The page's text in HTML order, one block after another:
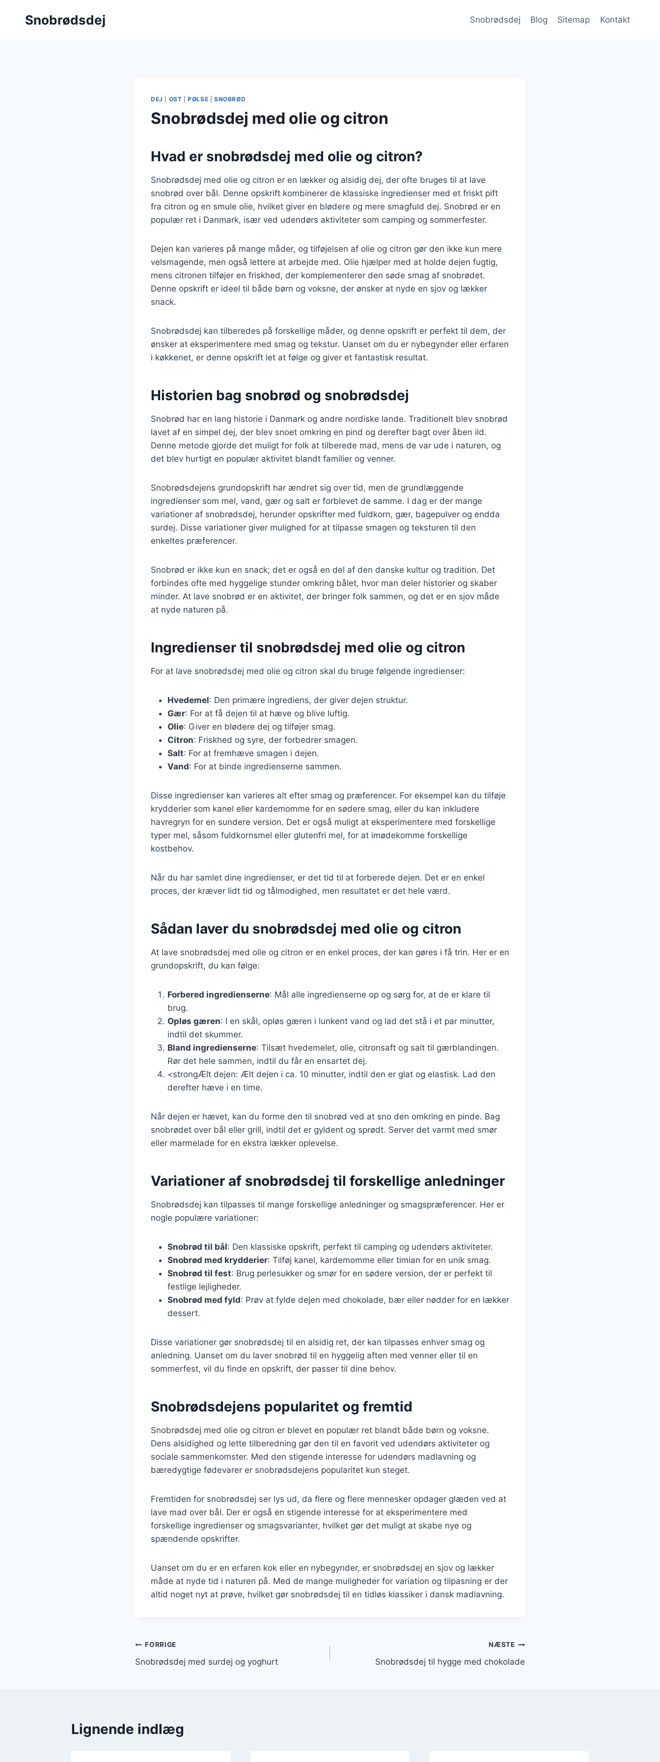
Snobrødsdej Snobrødsdej Blog Sitemap Kontakt
DEJ OST |PØLSE SNOBRØD
Snobrødsdej med olie og citron
Hvad er snobrødsdej med olie og citron?
Snobrødsdej med olie og citron er en lækker og alsidig dej, der ofte bruges til at lave
snobrød over bål. Denne opskrift kombinerer de klassiske ingredienser med et friskt pift
fra citron og en smule olie, hvilket giver en blødere og mere smagfuld dej. Snobrød er en
populær ret i Danmark, især ved udendørs aktiviteter som camping og sommerfester.
Dejen kan varieres på mange måder, og tilføjelsen af olie og citron gør den ikke kun mere
velsmagende, men også lettere at arbejde med. Olie hjælper med at holde dejen fugtig,
mens citronen tilføjer en friskhed, der komplementerer den søde smag af snobrødet.
Denne opskrift er ideel til både børn og voksne, der ønsker at nyde en sjov og lækker
snack.
Snobrødsdej kan tilberedes på forskellige måder, og denne opskrift er perfekt til dem, der
ønsker at eksperimentere med smag og tekstur. Uanset om du er nybegynder eller erfaren
i køkkenet, er denne opskrift let at følge og giver et fantastisk resultat.
Historien bag snobrød og snobrødsdej
Snobrød har en lang historie i Danmark og andre nordiske lande. Traditionelt blev snobrød
lavet af en simpel dej, der blev snoet omkring en pind og derefter bagt over åben ild.
Denne metode gjorde det muligt for folk at tilberede mad, mens de var ude i naturen, og
det blev hurtigt en populær aktivitet blandt familier og venner.
Snobrødsdejens grundopskrift har ændret sig over tid, men de grundlæggende
ingredienser som mel, vand, gær og salt er forblevet de samme. I dag er der mange
variationer af snobrødsdej, herunder opskrifter med fuldkorn, gær, bagepulver og endda
surdej. Disse variationer giver mulighed for at tilpasse smagen og teksturen til den
enkeltes præferencer.
Snobrød er ikke kun en snack; det er også en del af den danske kultur og tradition. Det
forbindes ofte med hyggelige stunder omkring bålet, hvor man deler historier og skaber
minder. At lave snobrød er en aktivitet, der bringer folk sammen, og det er en sjov måde
at nyde naturen på.
Ingredienser til snobrødsdej med olie og citron
For at lave snobrødsdej med olie og citron skal du bruge følgende ingredienser:
Hvedemel: Den primære ingrediens, der giver dejen struktur.
Gær: For at få dejen til at hæve og blive luftig.
Olie: Giver en blødere dej og tilføjer smag.
Citron: Friskhed og syre, der forbedrer smagen.
Salt: For at fremhæve smagen i dejen.
Vand: For at binde ingredienserne sammen.
Disse ingredienser kan varieres alt efter smag og præferencer. For eksempel kan du tilføje
krydderier som kanel eller kardemomme for en sødere smag, eller du kan inkludere
havregryn for en sundere version. Det er også muligt at eksperimentere med forskellige
typer mel, såsom fuldkornsmel eller glutenfri mel, for at imødekomme forskellige
kostbehov.
Når du har samlet dine ingredienser, er det tid til at forberede dejen. Det er en enkel
proces, der kræver lidt tid og tålmodighed, men resultatet er det hele værd.
Sådan laver du snobrødsdej med olie og citron
At lave snobrødsdej med olie og citron er en enkel proces, der kan gøres i få trin. Her er en
grundopskrift, du kan følge:
Forbered ingredienserne: Mål alle ingredienserne op og sørg for, at de er klare til
brug.
Opløs gæren: I en skål, opløs gæren i lunkent vand og lad det stå i et par minutter,
indtil det skummer.
Bland ingredienserne: Tilsæt hvedemelet, olie, citronsaft og salt til gærblandingen.
Rør det hele sammen, indtil du får en ensartet dej.
<strongÆlt dejen: Ælt dejen i ca. 10 minutter, indtil den er glat og elastisk. Lad den
derefter hæve i en time.
Når dejen er hævet, kan du forme den til snobrød ved at sno den omkring en pinde. Bag
snobrødet over bål eller grill, indtil det er gyldent og sprødt. Server det varmt med smør
eller marmelade for en ekstra lækker oplevelse.
Variationer af snobrødsdej til forskellige anledninger
Snobrødsdej kan tilpasses til mange forskellige anledninger og smagspræferencer. Her er
nogle populære variationer:
Snobrød til bål: Den klassiske opskrift, perfekt til camping og udendørs aktiviteter.
Snobrød med krydderier: Tilføj kanel, kardemomme eller timian for en unik smag.
Snobrød til fest: Brug perlesukker og smør for en sødere version, der er perfekt til
festlige lejligheder.
Snobrød med fyld: Prøv at fylde dejen med chokolade, bær eller nødder for en lækker
dessert.
Disse variationer gør snobrødsdej til en alsidig ret, der kan tilpasses enhver smag og
anledning. Uanset om du laver snobrød til en hyggelig aften med venner eller til en
sommerfest, vil du finde en opskrift, der passer til dine behov.
Snobrødsdejens popularitet og fremtid
Snobrødsdej med olie og citron er blevet en populær ret blandt både børn og voksne.
Dens alsidighed og lette tilberedning gør den til en favorit ved udendørs aktiviteter og
sociale sammenkomster. Med den stigende interesse for udendørs madlavning og
bæredygtige fødevarer er snobrødsdejens popularitet kun steget.
Fremtiden for snobrødsdej ser lys ud, da flere og flere mennesker opdager glæden ved at
lave mad over bål. Der er også en stigende interesse for at eksperimentere med
forskellige ingredienser og smagsvarianter, hvilket gør det muligt at skabe nye og
spændende opskrifter.
Uanset om du er en erfaren kok eller en nybegynder, er snobrødsdej en sjov og lækker
måde at nyde tid i naturen på. Med de mange muligheder for variation og tilpasning er der
altid noget nyt at prøve, hvilket gør snobrødsdej til en tidløs klassiker i dansk madlavning.
Indlægsnavigation
FORRIGE
Snobrødsdej med surdej og yoghurt
NÆSTE
Snobrødsdej til hygge med chokolade
Lignende indlæg